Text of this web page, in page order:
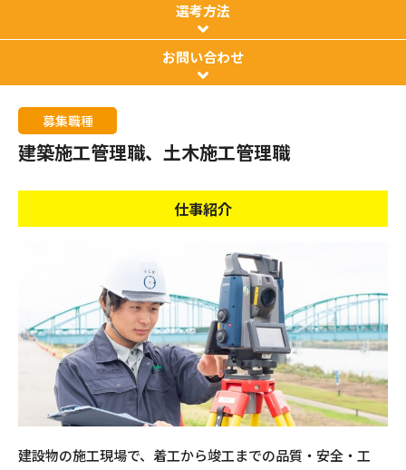
選考方法
お問い合わせ
募集職種
建築施工管理職、土木施工管理職
仕事紹介
建設物の施工現場で、着工から竣工までの品質・安全・工